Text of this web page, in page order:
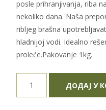
posle prihranjivanja, riba
nekoliko dana. Naša
ribljeg brašna
hladnijoj vodi. Idealno
proleće.Pakovanje 1kg.
ДОДАЈ У